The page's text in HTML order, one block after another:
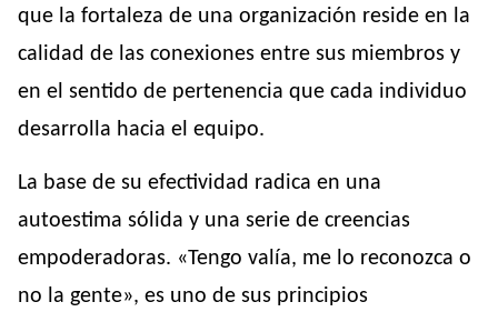
que la fortaleza de una organización reside en la
calidad de las conexiones entre sus miembros y
en el sentido de pertenencia que cada individuo
desarrolla hacia el equipo.
La base de su efectividad radica en una
autoestima sólida y una serie de creencias
empoderadoras. «Tengo valía, me lo reconozca o
no la gente», es uno de sus principios